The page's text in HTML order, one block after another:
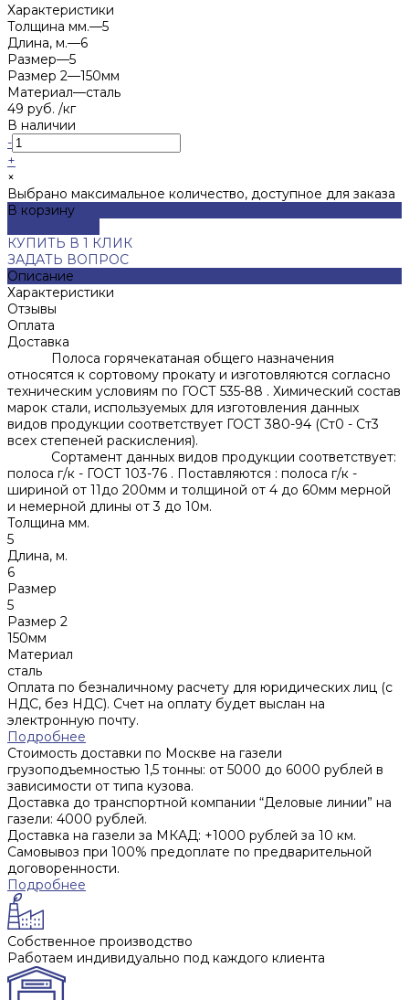
Характеристики
Толщина мм.—5
Длина, м.—6
Размер—5
Размер 2—150мм
Материал—сталь
49 руб. /кг
В наличии
-
+
×
Выбрано максимальное количество, доступное для заказа
В корзину
КУПИТЬ В 1 КЛИК
ЗАДАТЬ ВОПРОС
Описание
Характеристики
Отзывы
Оплата
Доставка
Полоса горячекатаная общего назначения
относятся к сортовому прокату и изготовляются согласно
техническим условиям по ГОСТ 535-88 . Химический состав
марок стали, используемых для изготовления данных
видов продукции соответствует ГОСТ 380-94 (Ст0 - Ст3
всех степеней раскисления).
Сортамент данных видов продукции соответствует:
полоса г/к - ГОСТ 103-76 . Поставляются : полоса г/к -
шириной от 11до 200мм и толщиной от 4 до 60мм мерной
и немерной длины от 3 до 10м.
Толщина мм.
5
Длина, м.
6
Размер
5
Размер 2
150мм
Материал
сталь
Оплата по безналичному расчету для юридических лиц (с
НДС, без НДС). Счет на оплату будет выслан на
электронную почту.
Подробнее
Стоимость доставки по Москве на газели
грузоподъемностью 1,5 тонны: от 5000 до 6000 рублей в
зависимости от типа кузова.
Доставка до транспортной компании “Деловые линии” на
газели: 4000 рублей.
Доставка на газели за МКАД: +1000 рублей за 10 км.
Самовывоз при 100% предоплате по предварительной
договоренности.
Подробнее
Собственное производство
Работаем индивидуально под каждого клиента